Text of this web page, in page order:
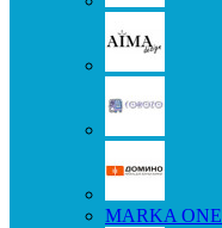
MARKA ONE